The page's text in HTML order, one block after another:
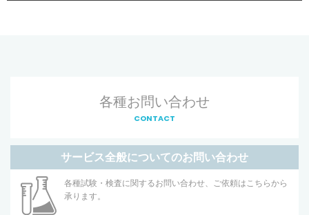
各種お問い合わせ
CONTACT
サービス全般についてのお問い合わせ
各種試験・検査に関するお問い合わせ、ご依頼はこちらから
承ります。